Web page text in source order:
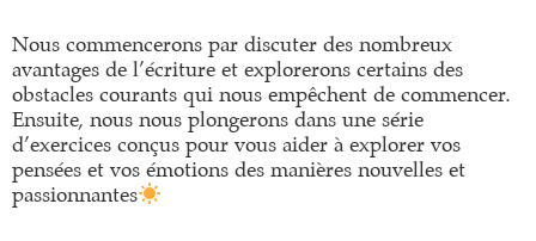
Nous commencerons par discuter des nombreux
avantages de l’écriture et explorerons certains des
obstacles courants qui nous empêchent de commencer.
Ensuite, nous nous plongerons dans une série
d’exercices conçus pour vous aider à explorer vos
pensées et vos émotions des manières nouvelles et
passionnantes